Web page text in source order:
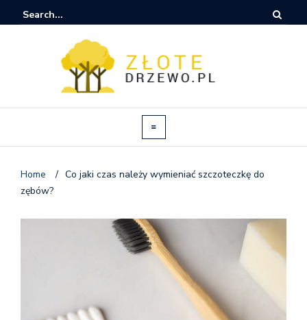
Home / Co jaki czas należy wymieniać szczoteczkę do
zębów?